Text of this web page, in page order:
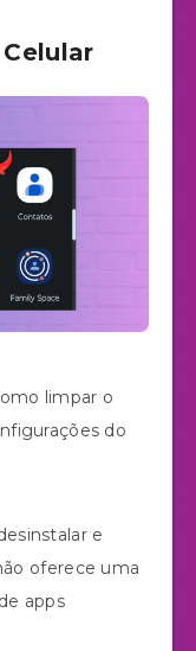
limpar o
do
e
oferece uma
apps